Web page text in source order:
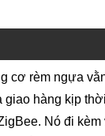
cơ rèm ngựa
giao hàng kịp
Nó đi